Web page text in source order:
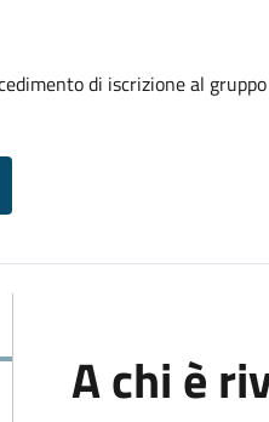
di iscrizione al
A chi è